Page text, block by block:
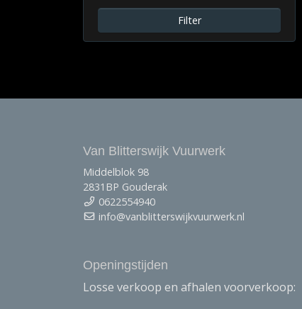
Filter
Van Blitterswijk Vuurwerk
Middelblok 98
2831BP Gouderak
0622554940
info@vanblitterswijkvuurwerk.nl
Openingstijden
Losse verkoop en afhalen voorverkoop: